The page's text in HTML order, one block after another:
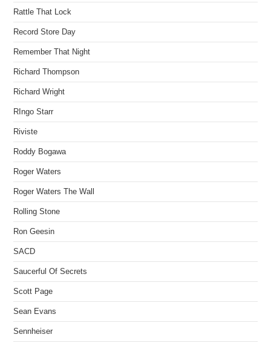
Rattle That Lock
Record Store Day
Remember That Night
Richard Thompson
Richard Wright
RIngo Starr
Riviste
Roddy Bogawa
Roger Waters
Roger Waters The Wall
Rolling Stone
Ron Geesin
SACD
Saucerful Of Secrets
Scott Page
Sean Evans
Sennheiser